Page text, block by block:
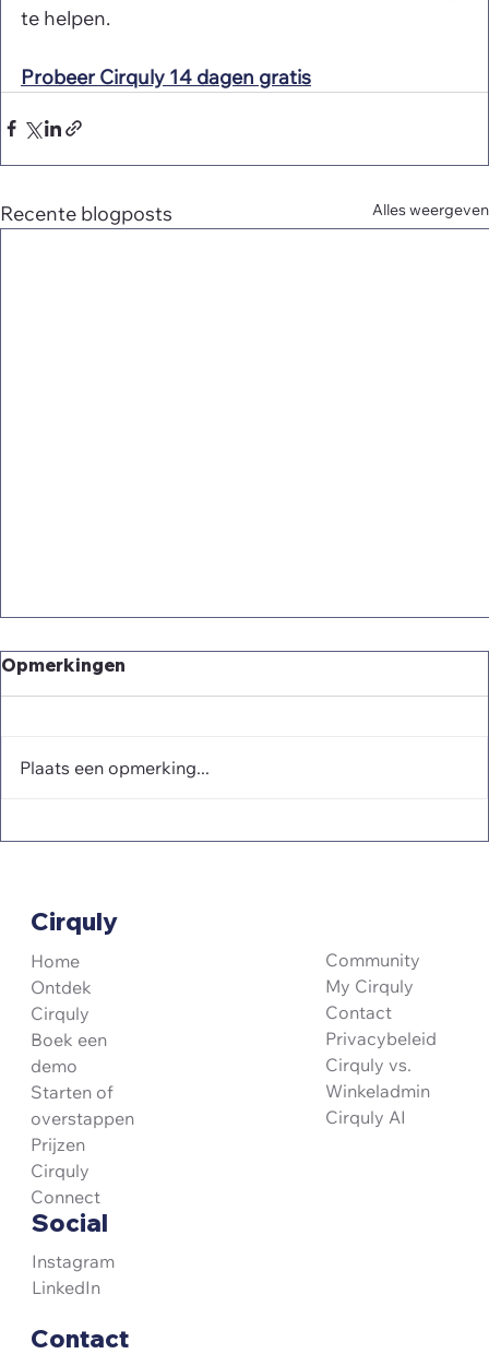
te helpen.
Probeer Cirquly 14 dagen gratis
Recente blogposts Alles weergeven
Cirquly of WinkelAdmin? Update februari
2026
Opmerkingen
Plaats een opmerking...
Cirquly
Home
Ontdek
Cirquly
Boek een
demo
Starten of
overstappen
Prijzen
Cirquly
Connect
Community
My Cirquly
Contact
Privacybeleid
Cirquly vs.
Winkeladmin
Cirquly AI
Social
Instagram
LinkedIn
Contact